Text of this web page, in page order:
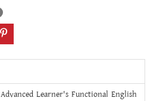
Advanced Learner's Functional English